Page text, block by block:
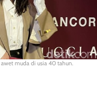
muda di usia 40 tahun.